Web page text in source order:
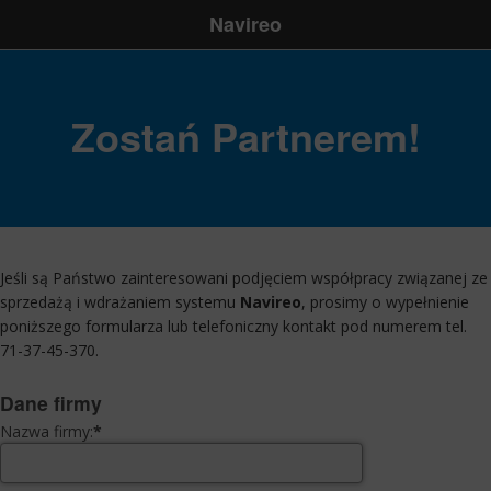
Navireo
Zostań Partnerem!
Jeśli są Państwo zainteresowani podjęciem współpracy związanej ze
sprzedażą i wdrażaniem systemu Navireo, prosimy o wypełnienie
poniższego formularza lub telefoniczny kontakt pod numerem tel.
71-37-45-370.
Dane firmy
Nazwa firmy:*